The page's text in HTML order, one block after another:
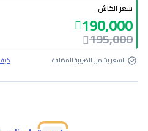
سعر الكاش
190,000
195,000
السعر يشمل الضريبة المضافة